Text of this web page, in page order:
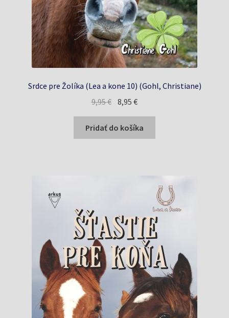
Srdce pre Žolíka (Lea a kone 10) (Gohl, Christiane)
9,95€ Pôvodná
bola:
9,95 €.
8,95€Aktuálna
je:
8,95 €.
Pridať do košíka